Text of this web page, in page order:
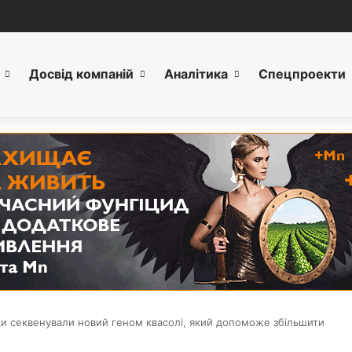
Досвід компаній Аналітика Спецпроекти
секвенували новий геном квасолі, який допоможе збільшити